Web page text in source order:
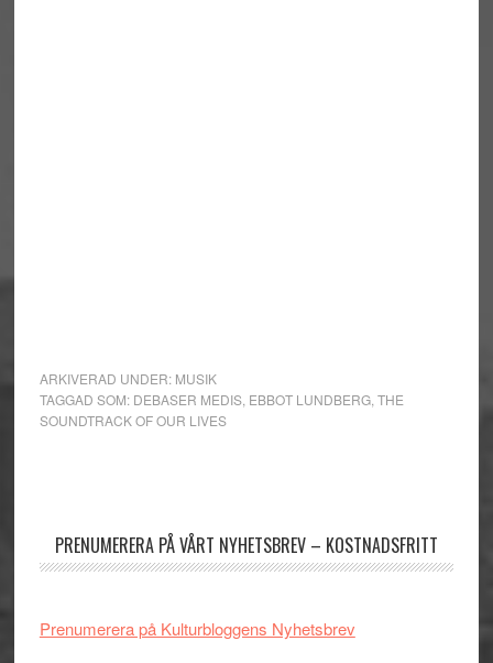
ARKIVERAD UNDER: MUSIK
TAGGAD SOM: DEBASER MEDIS, EBBOT LUNDBERG, THE
SOUNDTRACK OF OUR LIVES
PRENUMERERA PÅ VÅRT NYHETSBREV – KOSTNADSFRITT
Prenumerera på Kulturbloggens Nyhetsbrev